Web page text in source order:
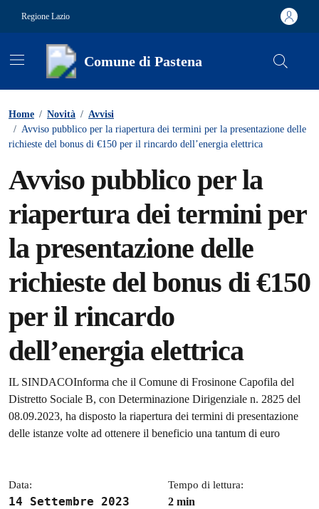
Regione Lazio
Comune di Pastena
Home / Novità / Avvisi
/ Avviso pubblico per la riapertura dei termini per la presentazione delle
richieste del bonus di €150 per il rincardo dell’energia elettrica
Avviso pubblico per la
riapertura dei termini per
la presentazione delle
richieste del bonus di €150
per il rincardo
dell’energia elettrica
Dettagli della notizia
IL SINDACOInforma che il Comune di Frosinone Capofila del
Distretto Sociale B, con Determinazione Dirigenziale n. 2825 del
08.09.2023, ha disposto la riapertura dei termini di presentazione
delle istanze volte ad ottenere il beneficio una tantum di euro
Data:
14 Settembre 2023
Tempo di lettura:
2 min